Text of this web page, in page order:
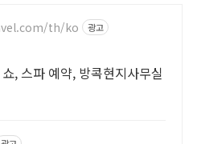
th/ko 광고
, 스파 예약, 방콕현지사무실